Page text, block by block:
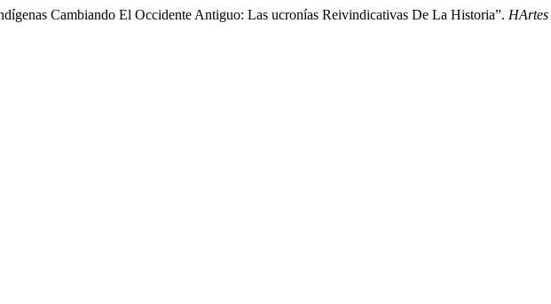
Cambiando El Occidente Antiguo: Las ucronías Reivindicativas De La Historia”. HArtes